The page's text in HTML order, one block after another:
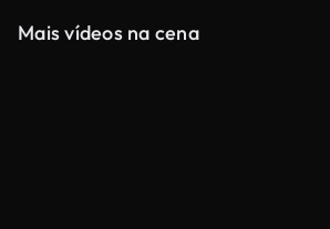
Mais vídeos na cena